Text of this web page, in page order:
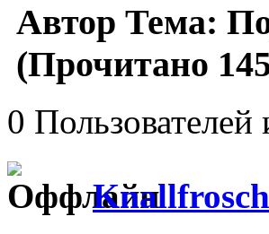
Автор Тема:
(Прочитано
0
Knallfrosch